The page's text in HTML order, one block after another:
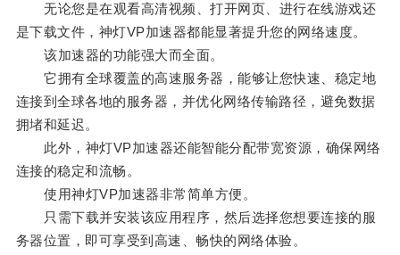
无论您是在观看高清视频、打开网页、进行在线游戏还
是下载文件，神灯VP加速器都能显著提升您的网络速度。
该加速器的功能强大而全面。
它拥有全球覆盖的高速服务器，能够让您快速、稳定地
连接到全球各地的服务器，并优化网络传输路径，避免数据
拥堵和延迟。
此外，神灯VP加速器还能智能分配带宽资源，确保网络
连接的稳定和流畅。
使用神灯VP加速器非常简单方便。
只需下载并安装该应用程序，然后选择您想要连接的服
务器位置，即可享受到高速、畅快的网络体验。